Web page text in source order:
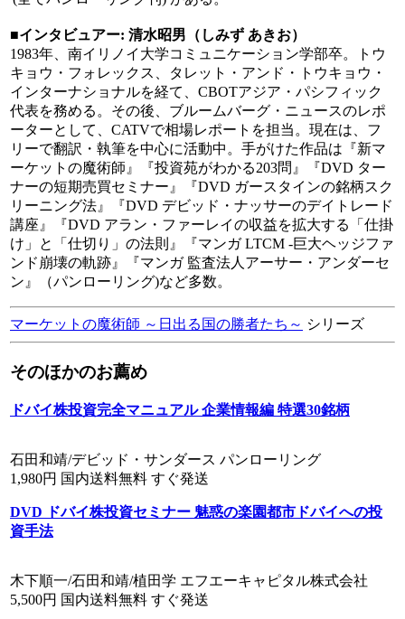
■インタビュアー: 清水昭男（しみず あきお）
1983年、南イリノイ大学コミュニケーション学部卒。トウ
キョウ・フォレックス、タレット・アンド・トウキョウ・
インターナショナルを経て、CBOTアジア・パシフィック
代表を務める。その後、ブルームバーグ・ニュースのレポ
ーターとして、CATVで相場レポートを担当。現在は、フ
リーで翻訳・執筆を中心に活動中。手がけた作品は『新マ
ーケットの魔術師』『投資苑がわかる203問』『DVD ター
ナーの短期売買セミナー』『DVD ガースタインの銘柄スク
リーニング法』『DVD デビッド・ナッサーのデイトレード
講座』『DVD アラン・ファーレイの収益を拡大する「仕掛
け」と「仕切り」の法則』『マンガ LTCM -巨大ヘッジファ
ンド崩壊の軌跡』『マンガ 監査法人アーサー・アンダーセ
ン』（パンローリング)など多数。
マーケットの魔術師 ～日出る国の勝者たち～ シリーズ
そのほかのお薦め
ドバイ株投資完全マニュアル 企業情報編 特選30銘柄
石田和靖/デビッド・サンダース パンローリング
1,980円 国内送料無料 すぐ発送
DVD ドバイ株投資セミナー 魅惑の楽園都市ドバイへの投
資手法
木下順一/石田和靖/植田学 エフエーキャピタル株式会社
5,500円 国内送料無料 すぐ発送